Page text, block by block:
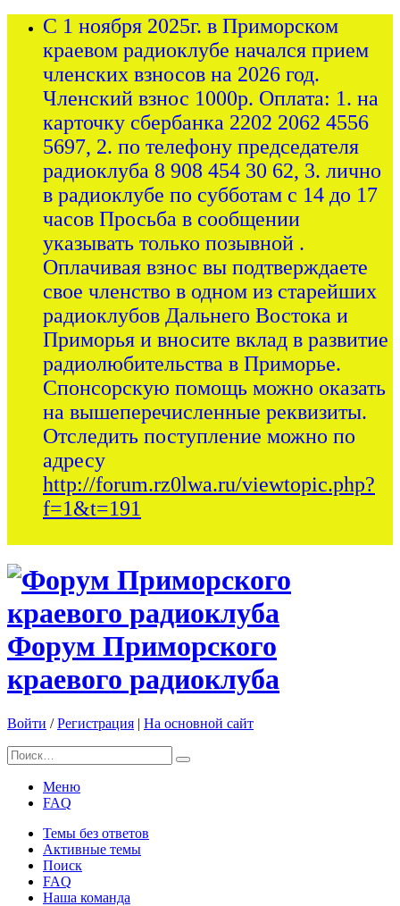
С 1 ноября 2025г. в Приморском
краевом радиоклубе начался прием
членских взносов на 2026 год.
Членский взнос 1000р. Оплата: 1. на
карточку сбербанка 2202 2062 4556
5697, 2. по телефону председателя
радиоклуба 8 908 454 30 62, 3. лично
в радиоклубе по субботам с 14 до 17
часов Просьба в сообщении
указывать только позывной .
Оплачивая взнос вы подтверждаете
свое членство в одном из старейших
радиоклубов Дальнего Востока и
Приморья и вносите вклад в развитие
радиолюбительства в Приморье.
Спонсорскую помощь можно оказать
на вышеперечисленные реквизиты.
Отследить поступление можно по
адресу
http://forum.rz0lwa.ru/viewtopic.php?
f=1&t=191
Форум Приморского
краевого радиоклуба
Войти /Регистрация | На основной сайт
Меню
FAQ
Темы без ответов
Активные темы
Поиск
FAQ
Наша команда